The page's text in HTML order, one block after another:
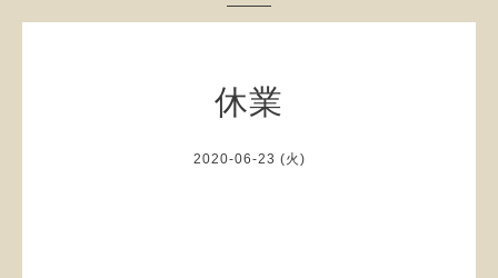
休業
2020-06-23 (火)